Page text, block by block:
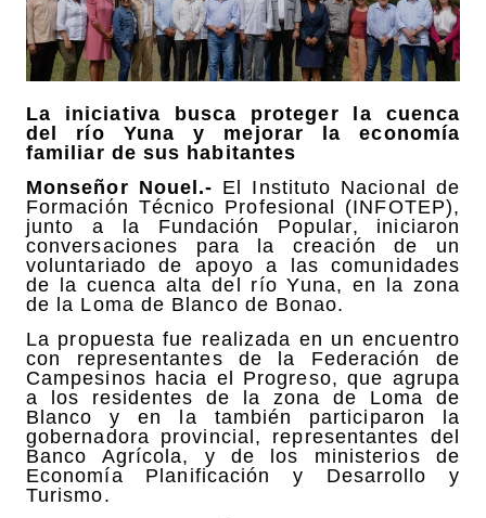
La iniciativa busca proteger la cuenca
del río Yuna y mejorar la economía
familiar de sus habitantes
Monseñor Nouel.- El Instituto Nacional de
Formación Técnico Profesional (INFOTEP),
junto a la Fundación Popular, iniciaron
conversaciones para la creación de un
voluntariado de apoyo a las comunidades
de la cuenca alta del río Yuna, en la zona
de la Loma de Blanco de Bonao.
La propuesta fue realizada en un encuentro
con representantes de la Federación de
Campesinos hacia el Progreso, que agrupa
a los residentes de la zona de Loma de
Blanco y en la también participaron la
gobernadora provincial, representantes del
Banco Agrícola, y de los ministerios de
Economía Planificación y Desarrollo y
Turismo.